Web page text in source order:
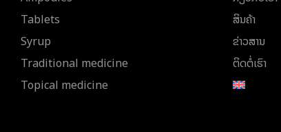
Tablets
Syrup
Traditional medicine
Topical medicine
ສິນຄ້າ
ຂ່າວສານ
ຕິດຕໍ່ເຮົາ